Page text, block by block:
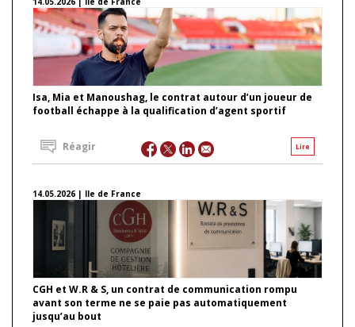
Isa, Mia et Manoushag, le contrat autour d’un joueur de
football échappe à la qualification d’agent sportif
Lire
Réagir
14.05.2026 | Ile de France
CGH et W.R & S, un contrat de communication rompu
avant son terme ne se paie pas automatiquement
jusqu’au bout